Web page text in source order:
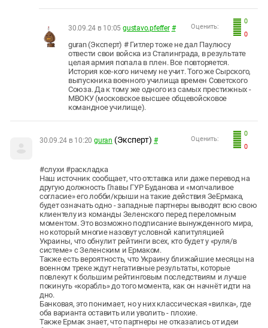
0
0
Оценить:
30.09.24 в 10:05 gustavo.pfeffer #
guran (Эксперт) # Гитлер тоже не дал Паулюсу
отвести свои войска из Сталинграда, в результате
целая армия попала в плен. Все повторяется.
История кое-кого ничему не учит. Того же Сырского,
выпускника военного училища времен Советского
Союза. Да к тому же одного из самых престижных -
МВОКУ (московское высшее общевойсковое
командное училище).
0
0
Оценить:
30.09.24 в 10:20 guran (Эксперт) #
#слухи #раскладка
Наш источник сообщает, что отставка или даже перевод на
другую должность Главы ГУР Буданова и «молчаливое
согласие» его лобби/крыши на такие действия ЗеЕрмака,
будет означать одно - западные партнеры выводят всю свою
клиентелу из команды Зеленского перед переломным
моментом. Это возможно подписание вынужденного мира,
но который многие назовут условной капитуляцией
Украины, что обнулит рейтинги всех, кто будет у «руля/в
системе» с Зеленским и Ермаком.
Также есть вероятность, что Украину ближайшие месяцы на
военном треке ждут негативные результаты, которые
повлекут к большим рейтинговым последствиям и лучше
покинуть «корабль» до того момента, как он начнёт идти на
дно.
Банковая, это понимает, но у них классическая «вилка», где
оба варианта оставить или уволить - плохие.
Также Ермак знает, что партнеры не отказались от идеи